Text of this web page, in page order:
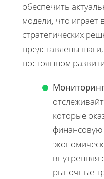
обеспечить
модели, что
стратегических
представлены
постоянном
которые
финансовую
внутренняя
рыночные